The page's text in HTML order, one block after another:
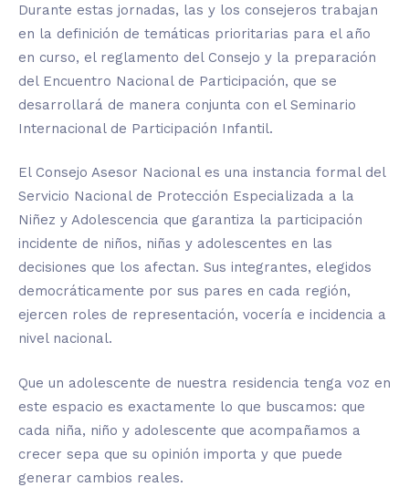
Durante estas jornadas, las y los consejeros trabajan
en la definición de temáticas prioritarias para el año
en curso, el reglamento del Consejo y la preparación
del Encuentro Nacional de Participación, que se
desarrollará de manera conjunta con el Seminario
Internacional de Participación Infantil.
El Consejo Asesor Nacional es una instancia formal del
Servicio Nacional de Protección Especializada a la
Niñez y Adolescencia que garantiza la participación
incidente de niños, niñas y adolescentes en las
decisiones que los afectan. Sus integrantes, elegidos
democráticamente por sus pares en cada región,
ejercen roles de representación, vocería e incidencia a
nivel nacional.
Que un adolescente de nuestra residencia tenga voz en
este espacio es exactamente lo que buscamos: que
cada niña, niño y adolescente que acompañamos a
crecer sepa que su opinión importa y que puede
generar cambios reales.